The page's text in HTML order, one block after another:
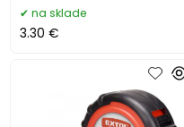
na sklade
3.30 €